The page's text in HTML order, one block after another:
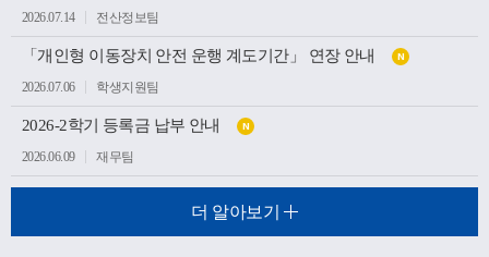
2026.07.14 전산정보팀
「개인형 이동장치 안전 운행 계도기간」 연장 안내 N
2026.07.06 학생지원팀
2026-2학기 등록금 납부 안내 N
2026.06.09 재무팀
더 알아보기